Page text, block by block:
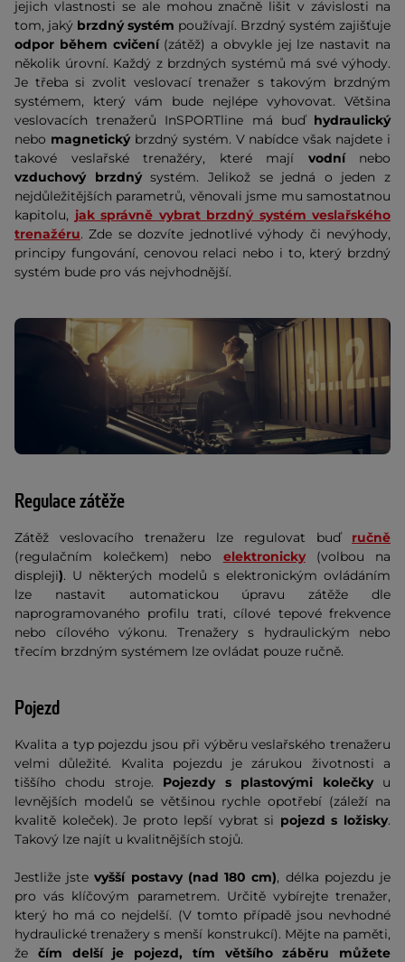
jejich vlastnosti se ale mohou značně lišit v závislosti na
tom, jaký brzdný systém používají. Brzdný systém zajišťuje
odpor během cvičení (zátěž) a obvykle jej lze nastavit na
několik úrovní. Každý z brzdných systémů má své výhody.
Je třeba si zvolit veslovací trenažer s takovým brzdným
systémem, který vám bude nejlépe vyhovovat. Většina
veslovacích trenažerů InSPORTline má buď hydraulický
nebo magnetickýbrzdný systém. V nabídce však najdete i
takové veslařské trenažéry, které mají vodní nebo
vzduchový brzdnýsystém. Jelikož se jedná o jeden z
nejdůležitějších parametrů, věnovali jsme mu samostatnou
kapitolu, jak správně vybrat brzdný systém veslařského
trenažéru. Zde se dozvíte jednotlivé výhody či nevýhody,
principy fungování, cenovou relaci nebo i to, který brzdný
systém bude pro vás nejvhodnější.
Regulace zátěže
Zátěž veslovacího trenažeru lze regulovat buď ručně
(regulačním kolečkem) nebo elektronicky(volbou na
displeji). U některých modelů s elektronickým ovládáním
lze nastavit automatickou úpravu zátěže
dle
naprogramovaného profilu trati, cílové tepové frekvence
nebo cílového výkonu. Trenažery s hydraulickým nebo
třecím brzdným systémem lze ovládat pouze ručně.
Pojezd
Kvalita a typ pojezdu jsou při výběru veslařského trenažeru
velmi důležité. Kvalita pojezdu je zárukou životnosti a
tiššího chodu stroje. Pojezdy s plastovými kolečkyu
levnějších modelů se většinou rychle opotřebí (záleží na
kvalitě koleček). Je proto lepší vybrat si pojezd s ložisky.
Takový lze najít u kvalitnějších stojů.
Jestliže jstevyšší postavy (nad 180 cm), délka pojezdu je
pro vás klíčovým parametrem. Určitě vybírejte trenažer,
který ho má co nejdelší. (V tomto případě jsou nevhodné
hydraulické trenažery s menší konstrukcí). Mějte na paměti,
že čím delší je pojezd, tím většího záběru můžete